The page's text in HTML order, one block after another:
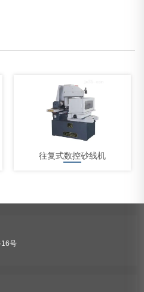
往复式数控砂线机
16号